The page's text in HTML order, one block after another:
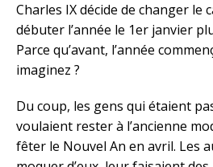
Charles IX décide de changer le
débuter l’année le 1er janvier
Parce qu’avant, l’année
imaginez ?
Du coup, les gens qui étaient
voulaient rester à l’ancienne
fêter le Nouvel An en avril. Les